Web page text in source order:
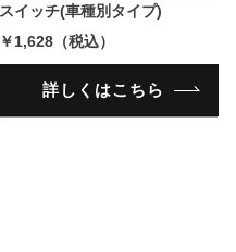
スイッチ(車種別タイプ)
￥1,628（税込）
詳しくはこちら